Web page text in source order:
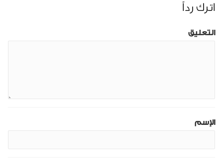
اترك رداً
التعليق
الإسم